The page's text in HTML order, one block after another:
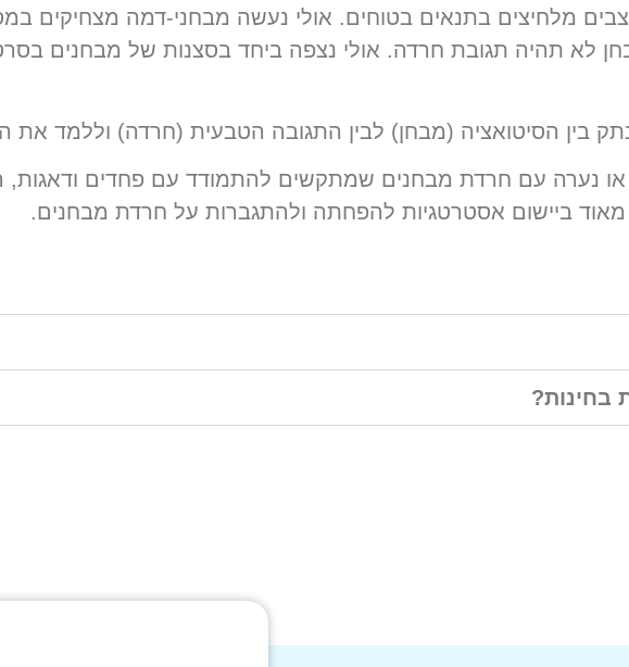
מלחיצים בתנאים בטוחים. אולי נעשה מבחני-דמה מצחיקים
לא תהיה תגובת חרדה. אולי נצפה ביחד בסצנות של מבחנים
בין הסיטואציה (מבחן) לבין התגובה הטבעית (חרדה) וללמד את
נערה עם חרדת מבחנים שמתקשים להתמודד עם פחדים ודאגות,
בחינות?